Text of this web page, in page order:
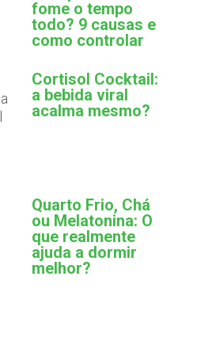
fome o tempo
todo? 9 causas e
como controlar
Cortisol Cocktail:
a bebida viral
acalma mesmo?
Quarto Frio, Chá
ou Melatonina: O
que realmente
ajuda a dormir
melhor?